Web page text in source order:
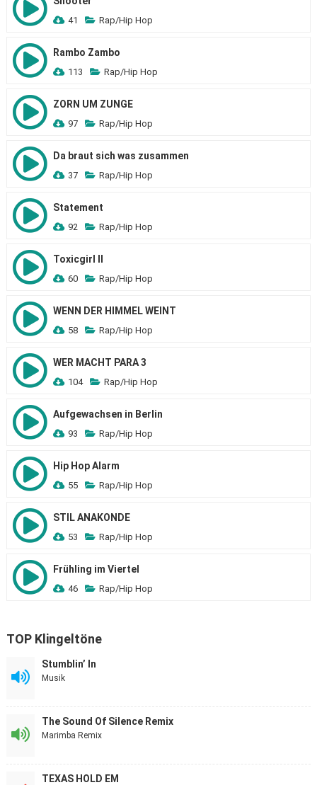
41 Rap/Hip Hop
Rambo Zambo
113 Rap/Hip Hop
ZORN UM ZUNGE
97 Rap/Hip Hop
Da braut sich was zusammen
37 Rap/Hip Hop
Statement
92 Rap/Hip Hop
Toxicgirl II
60 Rap/Hip Hop
WENN DER HIMMEL WEINT
58 Rap/Hip Hop
WER MACHT PARA 3
104 Rap/Hip Hop
Aufgewachsen in Berlin
93 Rap/Hip Hop
Hip Hop Alarm
55 Rap/Hip Hop
STIL ANAKONDE
53 Rap/Hip Hop
Frühling im Viertel
46 Rap/Hip Hop
TOP Klingeltöne
Stumblin’ In
Musik
The Sound Of Silence Remix
Marimba Remix
TEXAS HOLD EM